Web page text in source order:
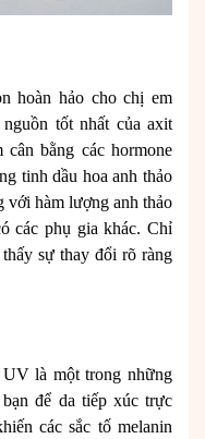
hoàn hảo cho chị em
tốt nhất của axit
bằng các hormone
tinh dầu hoa anh thảo
với hàm lượng anh thảo
các phụ gia khác. Chỉ
sự thay đổi rõ ràng
là một trong những
để da tiếp xúc trực
các sắc tố melanin